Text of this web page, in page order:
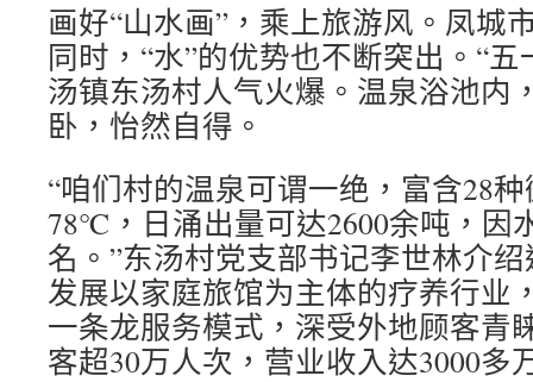
画好“山水画”，乘上旅游风。凤城
同时，“水”的优势也不断突出。“
汤镇东汤村人气火爆。温泉浴池内
卧，怡然自得。
“咱们村的温泉可谓一绝，富含28
78℃，日涌出量可达2600余吨，因
名。”东汤村党支部书记李世林介
发展以家庭旅馆为主体的疗养行业
一条龙服务模式，深受外地顾客青
客超30万人次，营业收入达3000多